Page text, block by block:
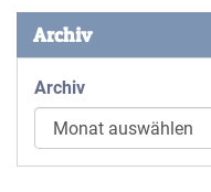
Archiv
Archiv